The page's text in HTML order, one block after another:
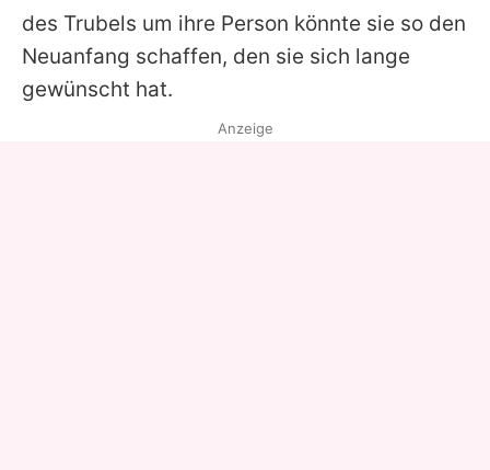
des Trubels um ihre Person könnte sie so den
Neuanfang schaffen, den sie sich lange
gewünscht hat.
Anzeige